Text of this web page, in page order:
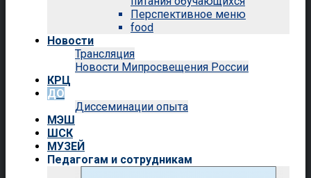
Перспективное меню
food
Новости
Трансляция
Новости Мипросвещения России
КРЦ
ДО
Диссеминации опыта
МЭШ
ШСК
МУЗЕЙ
Педагогам и сотрудникам